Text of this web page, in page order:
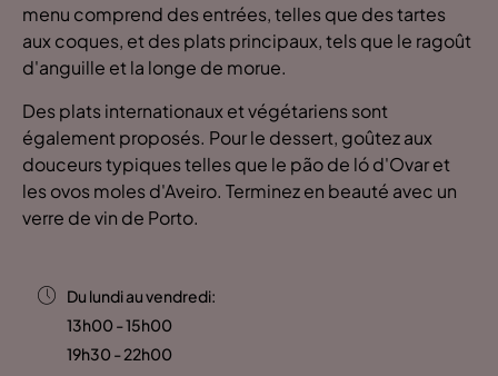
menu comprend des entrées, telles que des tartes
aux coques, et des plats principaux, tels que le ragoût
d'anguille et la longe de morue.
Des plats internationaux et végétariens sont
également proposés. Pour le dessert, goûtez aux
douceurs typiques telles que le pão de ló d'Ovar et
les ovos moles d'Aveiro. Terminez en beauté avec un
verre de vin de Porto.
Du lundi au vendredi:
13h00 - 15h00
19h30 - 22h00